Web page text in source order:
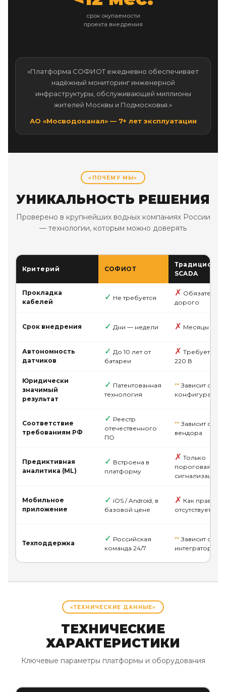
срок окупаемости
проекта внедрения
«Платформа СОФИОТ ежедневно обеспечивает
надёжный мониторинг инженерной
инфраструктуры, обслуживающей миллионы
жителей Москвы и Подмосковья.»
АО «Мосводоканал» — 7+ лет эксплуатации
«ПОЧЕМУ МЫ»
УНИКАЛЬНОСТЬ РЕШЕНИЯ
Проверено в крупнейших водных компаниях России
— технологии, которым можно доверять
Критерий СОФИОТ
SCADA
Прокладка
кабелей
✓ Не требуется
✗
дорого
Срок внедрения ✓ Дни — недели ✗ Месяцы
Автономность
датчиков
✓ До 10 лет от
батареи
✗ Требует
220 В
Юридически
значимый
результат
✓ Патентованная
технология
~ Зависит от
конфигурации
Соответствие
требованиям РФ
✓ Реестр
отечественного
ПО
~ Зависит от
вендора
Предиктивная
аналитика (ML)
✓ Встроена в
платформу
✗ Только
пороговая
сигнализация
Мобильное
приложение
✓ iOS / Android, в
базовой цене
✗ Как правило
отсутствует
Техподдержка ✓ Российская
команда 24/7
~ Зависит от
интегратора
«ТЕХНИЧЕСКИЕ ДАННЫЕ»
ТЕХНИЧЕСКИЕ
ХАРАКТЕРИСТИКИ
Ключевые параметры платформы и оборудования